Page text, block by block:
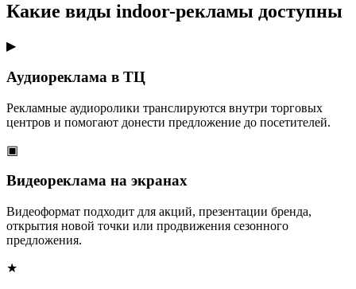
Какие виды indoor-рекламы доступны
▶
Аудиореклама в ТЦ
Рекламные аудиоролики транслируются внутри торговых
центров и помогают донести предложение до посетителей.
▣
Видеореклама на экранах
Видеоформат подходит для акций, презентации бренда,
открытия новой точки или продвижения сезонного
предложения.
★